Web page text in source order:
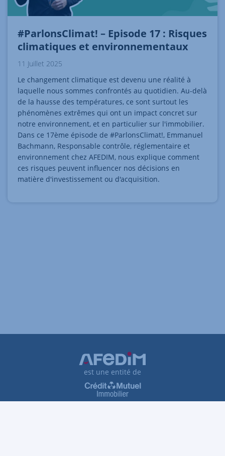
#ParlonsClimat! – Episode 17 : Risques
climatiques et environnementaux
11 Juillet 2025
Le changement climatique est devenu une réalité à
laquelle nous sommes confrontés au quotidien. Au-delà
de la hausse des températures, ce sont surtout les
phénomènes extrêmes qui ont un impact concret sur
notre environnement, et en particulier sur l'immobilier.
Dans ce 17ème épisode de #ParlonsClimat!, Emmanuel
Bachmann, Responsable contrôle, réglementaire et
environnement chez AFEDIM, nous explique comment
ces risques peuvent influencer nos décisions en
matière d'investissement ou d'acquisition.
est une entité de